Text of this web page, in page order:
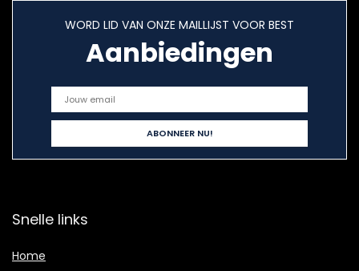
WORD LID VAN ONZE MAILLIJST VOOR BEST
Aanbiedingen
Snelle links
Home